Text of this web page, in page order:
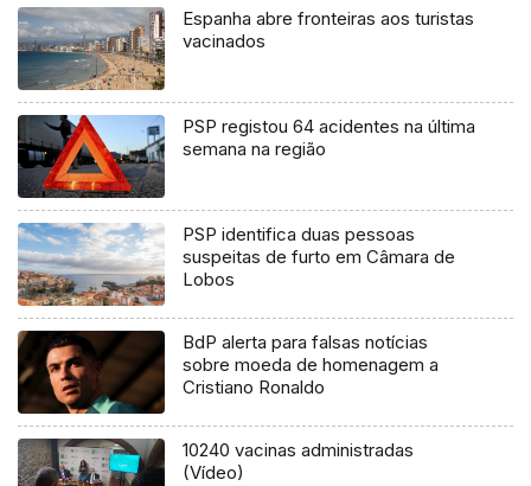
Espanha abre fronteiras aos turistas
vacinados
PSP registou 64 acidentes na última
semana na região
PSP identifica duas pessoas
suspeitas de furto em Câmara de
Lobos
BdP alerta para falsas notícias
sobre moeda de homenagem a
Cristiano Ronaldo
10240 vacinas administradas
(Vídeo)